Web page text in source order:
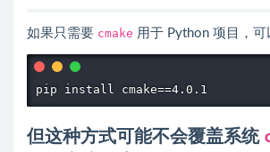
如果只需要 cmake 用于 Python 项目，可
pip install cmake==4.0.1
但这种方式可能不会覆盖系统